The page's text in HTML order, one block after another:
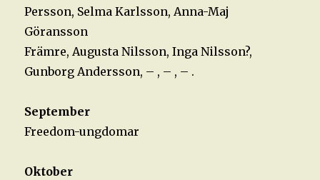
Persson, Selma Karlsson, Anna-Maj
Göransson
Främre, Augusta Nilsson, Inga Nilsson?,
Gunborg Andersson, – , – , – .
September
Freedom-ungdomar
Oktober